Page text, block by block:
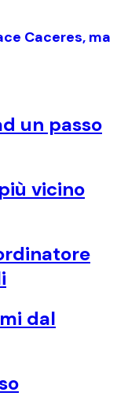
Caceres, ma
un passo
vicino
dal